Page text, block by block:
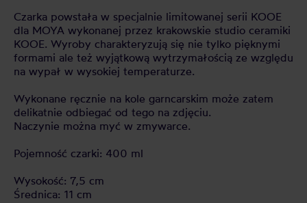
Czarka powstała w specjalnie limitowanej serii KOOE
dla MOYA wykonanej przez krakowskie studio ceramiki
KOOE. Wyroby charakteryzują się nie tylko pięknymi
formami ale też wyjątkową wytrzymałością ze względu
na wypał w wysokiej temperaturze.
Wykonane ręcznie na kole garncarskim może zatem
delikatnie odbiegać od tego na zdjęciu.
Naczynie można myć w zmywarce.
Pojemność czarki: 400 ml
Wysokość: 7,5 cm
Średnica: 11 cm